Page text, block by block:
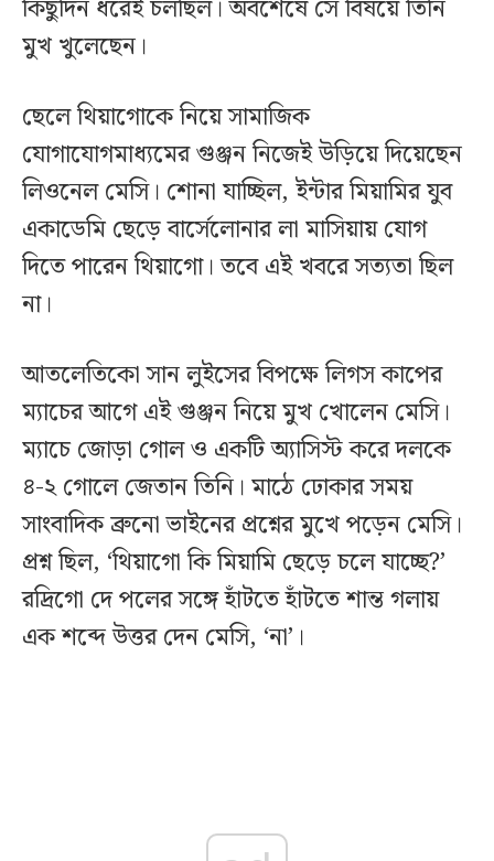
কিছুদিন ধরেই চলছিল। অবশেষে সে বিষয়ে তিনি
মুখ খুলেছেন।
ছেলে থিয়াগোকে নিয়ে সামাজিক
যোগাযোগমাধ্যমের গুঞ্জন নিজেই উড়িয়ে দিয়েছেন
লিওনেল মেসি। শোনা যাচ্ছিল, ইন্টার মিয়ামির যুব
একাডেমি ছেড়ে বার্সেলোনার লা মাসিয়ায় যোগ
দিতে পারেন থিয়াগো। তবে এই খবরে সত্যতা ছিল
না।
আতলেতিকো সান লুইসের বিপক্ষে লিগস কাপের
ম্যাচের আগে এই গুঞ্জন নিয়ে মুখ খোলেন মেসি।
ম্যাচে জোড়া গোল ও একটি অ্যাসিস্ট করে দলকে
৪-২ গোলে জেতান তিনি। মাঠে ঢোকার সময়
সাংবাদিক ব্রুনো ভাইনের প্রশ্নের মুখে পড়েন মেসি।
প্রশ্ন ছিল, ‘থিয়াগো কি মিয়ামি ছেড়ে চলে যাচ্ছে?’
রদ্রিগো দে পলের সঙ্গে হাঁটতে হাঁটতে শান্ত গলায়
এক শব্দে উত্তর দেন মেসি, ‘না’।